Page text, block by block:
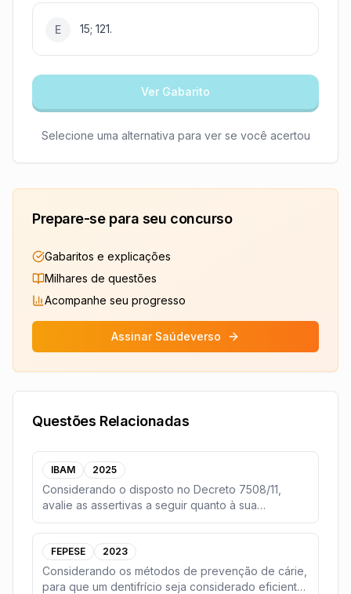
E 15; 121.
Ver Gabarito
Selecione uma alternativa para ver se você acertou
Prepare-se para seu concurso
Gabaritos e explicações
Milhares de questões
Acompanhe seu progresso
Assinar Saúdeverso
Questões Relacionadas
IBAM 2025
Considerando o disposto no Decreto 7508/11,
avalie as assertivas a seguir quanto à sua
veracidade.(...
FEPESE 2023
Considerando os métodos de prevenção de cárie,
para que um dentifrício seja considerado eficiente,